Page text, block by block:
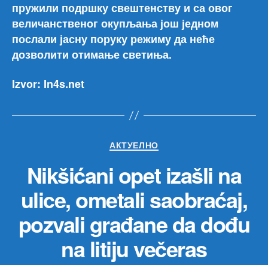
пружили подршку свештенству и са овог
величанственог окупљања још једном
послали јасну поруку режиму да неће
дозволити отимање светиња.
Izvor: In4s.net
Категорије
АКТУЕЛНО
Nikšićani opet izašli na
ulice, ometali saobraćaj,
pozvali građane da dođu
na litiju večeras